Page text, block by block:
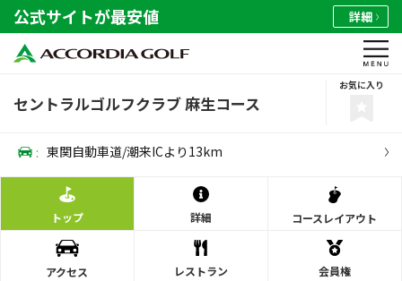
公式サイトが最安値 詳細
セントラルゴルフクラブ 麻生コース
お気に入り
: 東関自動車道/潮来ICより13km
トップ 詳細 コースレイアウト
アクセス レストラン 会員権